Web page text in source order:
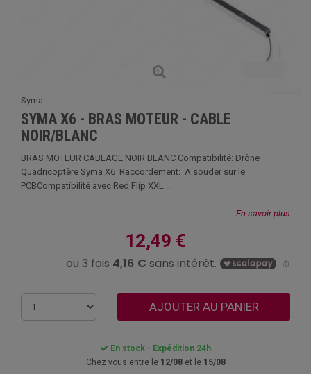
Syma
SYMA X6 - BRAS MOTEUR - CABLE
NOIR/BLANC
BRAS MOTEUR CABLAGE NOIR BLANC Compatibilité: Drône
Quadricoptère Syma X6 Raccordement: A souder sur le
PCBCompatibilité avec Red Flip XXL ...
En savoir plus
12,49 €
AJOUTER AU PANIER
En stock - Expédition 24h
Chez vous entre le 12/08et le 15/08